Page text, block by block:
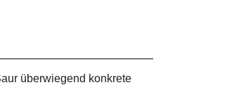
überwiegend konkrete